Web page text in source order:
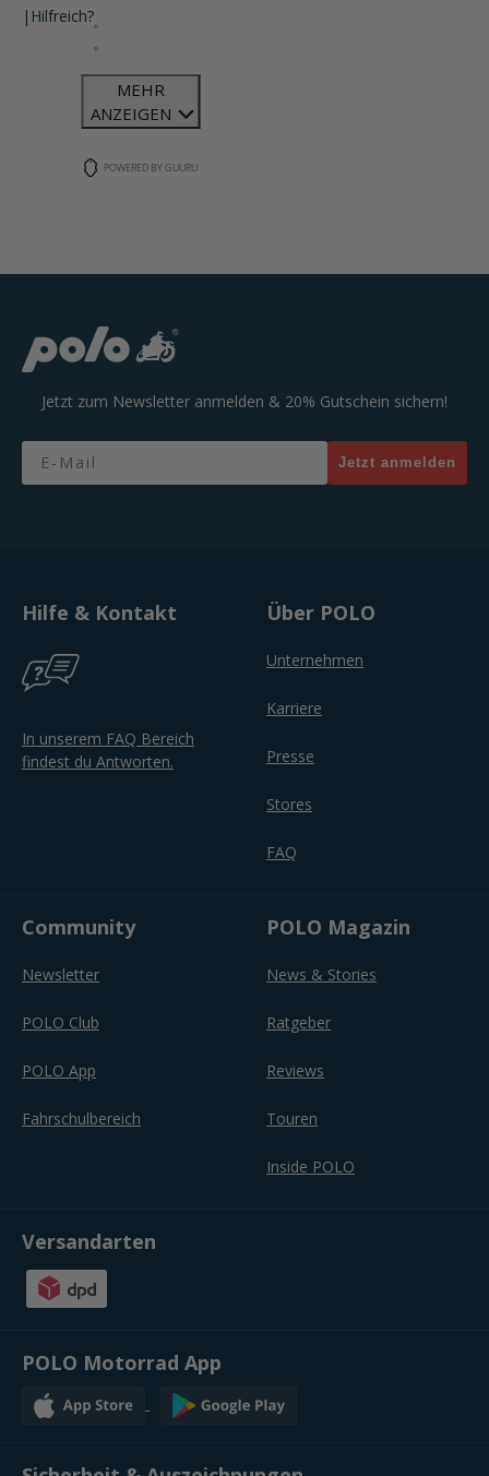
| Hilfreich?
MEHR
ANZEIGEN
POWERED BY GUURU
Jetzt zum Newsletter anmelden & 20% Gutschein sichern!
Email
Jetzt anmelden
Hilfe & Kontakt
In unserem FAQ Bereich
findest du Antworten.
Über POLO
Unternehmen
Karriere
Presse
Stores
FAQ
Community
Newsletter
POLO Club
POLO App
Fahrschulbereich
POLO Magazin
News & Stories
Ratgeber
Reviews
Touren
Inside POLO
Versandarten
POLO Motorrad App